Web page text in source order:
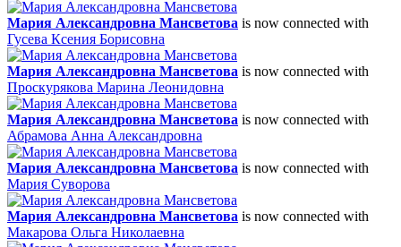
Мария Александровна Мансветова is now connected with
Гусева Ксения Борисовна
Мария Александровна Мансветова is now connected with
Проскурякова Марина Леонидовна
Мария Александровна Мансветова is now connected with
Абрамова Анна Александровна
Мария Александровна Мансветова is now connected with
Мария Суворова
Мария Александровна Мансветова is now connected with
Макарова Ольга Николаевна